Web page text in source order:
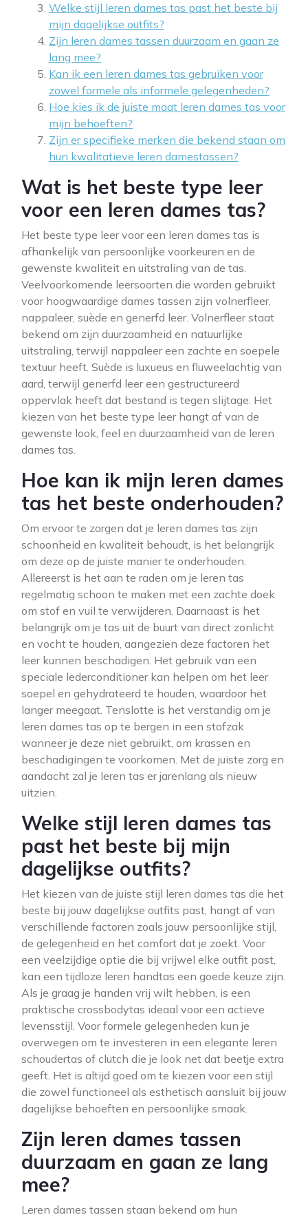
Welke stijl leren dames tas past het beste bij
mijn dagelijkse outfits?
Zijn leren dames tassen duurzaam en gaan ze
lang mee?
Kan ik een leren dames tas gebruiken voor
zowel formele als informele gelegenheden?
Hoe kies ik de juiste maat leren dames tas voor
mijn behoeften?
Zijn er specifieke merken die bekend staan om
hun kwalitatieve leren damestassen?
Wat is het beste type leer
voor een leren dames tas?
Het beste type leer voor een leren dames tas is
afhankelijk van persoonlijke voorkeuren en de
gewenste kwaliteit en uitstraling van de tas.
Veelvoorkomende leersoorten die worden gebruikt
voor hoogwaardige dames tassen zijn volnerfleer,
nappaleer, suède en generfd leer. Volnerfleer staat
bekend om zijn duurzaamheid en natuurlijke
uitstraling, terwijl nappaleer een zachte en soepele
textuur heeft. Suède is luxueus en fluweelachtig van
aard, terwijl generfd leer een gestructureerd
oppervlak heeft dat bestand is tegen slijtage. Het
kiezen van het beste type leer hangt af van de
gewenste look, feel en duurzaamheid van de leren
dames tas.
Hoe kan ik mijn leren dames
tas het beste onderhouden?
Om ervoor te zorgen dat je leren dames tas zijn
schoonheid en kwaliteit behoudt, is het belangrijk
om deze op de juiste manier te onderhouden.
Allereerst is het aan te raden om je leren tas
regelmatig schoon te maken met een zachte doek
om stof en vuil te verwijderen. Daarnaast is het
belangrijk om je tas uit de buurt van direct zonlicht
en vocht te houden, aangezien deze factoren het
leer kunnen beschadigen. Het gebruik van een
speciale lederconditioner kan helpen om het leer
soepel en gehydrateerd te houden, waardoor het
langer meegaat. Tenslotte is het verstandig om je
leren dames tas op te bergen in een stofzak
wanneer je deze niet gebruikt, om krassen en
beschadigingen te voorkomen. Met de juiste zorg en
aandacht zal je leren tas er jarenlang als nieuw
uitzien.
Welke stijl leren dames tas
past het beste bij mijn
dagelijkse outfits?
Het kiezen van de juiste stijl leren dames tas die het
beste bij jouw dagelijkse outfits past, hangt af van
verschillende factoren zoals jouw persoonlijke stijl,
de gelegenheid en het comfort dat je zoekt. Voor
een veelzijdige optie die bij vrijwel elke outfit past,
kan een tijdloze leren handtas een goede keuze zijn.
Als je graag je handen vrij wilt hebben, is een
praktische crossbodytas ideaal voor een actieve
levensstijl. Voor formele gelegenheden kun je
overwegen om te investeren in een elegante leren
schoudertas of clutch die je look net dat beetje extra
geeft. Het is altijd goed om te kiezen voor een stijl
die zowel functioneel als esthetisch aansluit bij jouw
dagelijkse behoeften en persoonlijke smaak.
Zijn leren dames tassen
duurzaam en gaan ze lang
mee?
Leren dames tassen staan bekend om hun